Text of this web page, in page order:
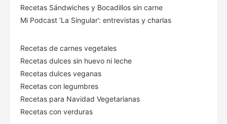
Recetas Sándwiches y Bocadillos sin carne
Mi Podcast ‘La Singular’: entrevistas y charlas
Recetas de carnes vegetales
Recetas dulces sin huevo ni leche
Recetas dulces veganas
Recetas con legumbres
Recetas para Navidad Vegetarianas
Recetas con verduras